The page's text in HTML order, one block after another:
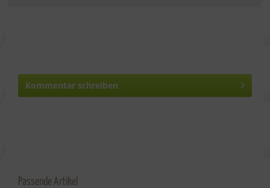
Kommentar schreiben
Passende Artikel